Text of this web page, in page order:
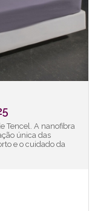
Tencel. A nanofibra
única das
e o cuidado da